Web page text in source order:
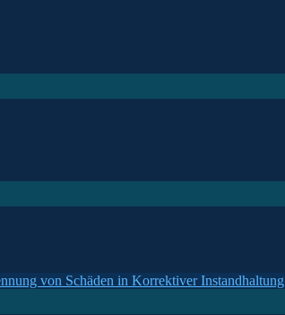
von Schäden in Korrektiver Instandhaltung